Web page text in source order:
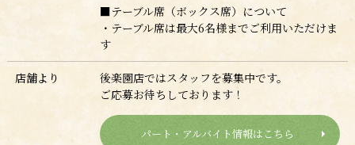
■テーブル席（ボックス席）について
・テーブル席は最大6名様までご利用いただけま
す
店舗より
後楽園店ではスタッフを募集中です。
ご応募お待ちしております！
パート・アルバイト情報はこちら